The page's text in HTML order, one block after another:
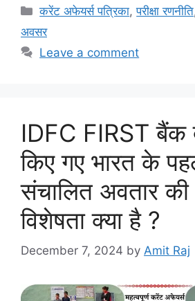
Categories
करेंट अफेयर्स पत्रिका,परीक्षा रणनीति
अवसर
Leave a comment
IDFC FIRST बैंक
किए गए भारत के
संचालित अवतार
विशेषता क्या है ?
December 7, 2024 by Amit Raj